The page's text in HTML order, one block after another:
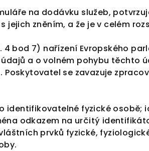
na dodávku služeb,
zněním, a že je v celém
bod 7) nařízení Evropského
a o volném pohybu těchto
Poskytovatel se zavazuje
identifikovatelné fyzické osobě;
odkazem na určitý
prvků fyzické,